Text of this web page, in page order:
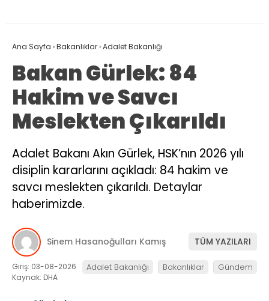
Ana Sayfa ›Bakanlıklar›Adalet Bakanlığı
Bakan Gürlek: 84
Hakim ve Savcı
Meslekten Çıkarıldı
Adalet Bakanı Akın Gürlek, HSK’nın 2026 yılı
disiplin kararlarını açıkladı: 84 hakim ve
savcı meslekten çıkarıldı. Detaylar
haberimizde.
Sinem Hasanoğulları Kamış TÜM YAZILARI
Giriş: 03-08-2026
Kaynak: DHA
Adalet Bakanlığı Bakanlıklar Gündem